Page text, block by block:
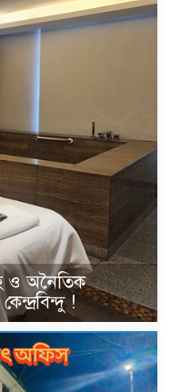
ও অনৈতিক
!